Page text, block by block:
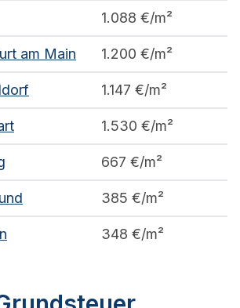
1.088 €/m²
am Main 1.200 €/m²
1.147 €/m²
1.530 €/m²
667 €/m²
385 €/m²
348 €/m²